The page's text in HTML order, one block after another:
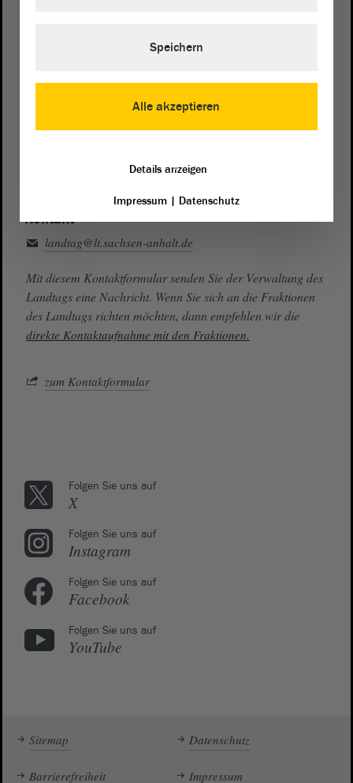
0391 / 560 - 1123
Presse- und Öffentlichkeitsarbeit
Kontakt
landtag@lt.sachsen-anhalt.de
Mit diesem Kontaktformular senden Sie der Verwaltung des
Landtags eine Nachricht. Wenn Sie sich an die Fraktionen
des Landtags richten möchten, dann empfehlen wir die
direkte Kontaktaufnahme mit den Fraktionen.
zum Kontaktformular
Folgen Sie uns auf
X
Folgen Sie uns auf
Instagram
Folgen Sie uns auf
Facebook
Folgen Sie uns auf
YouTube
Sitemap Datenschutz
Barrierefreiheit Impressum
Alle akzeptieren
Speichern
Details anzeigen
Impressum| Datenschutz